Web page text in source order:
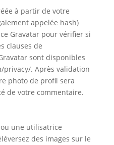
à partir de votre
appelée hash)
Gravatar pour vérifier si
clauses de
sont disponibles
. Après validation
photo de profil sera
de votre commentaire.
une utilisatrice
des images sur le